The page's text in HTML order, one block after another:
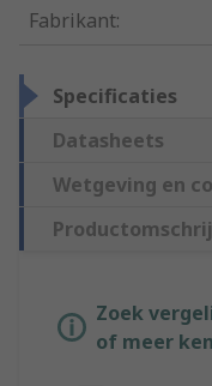
Fabrikant:
Specificaties
Datasheets
Wetgeving en
Zoek
of meer